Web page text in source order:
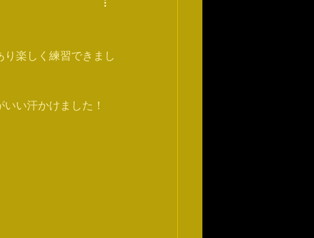
楽しく練習できまし
い汗かけました！